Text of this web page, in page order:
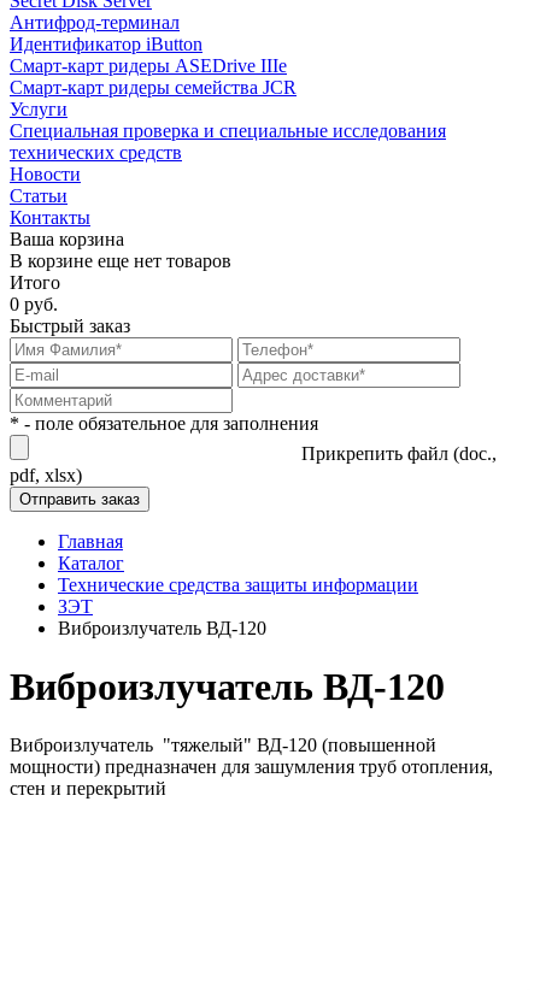
Антифрод-терминал
Идентификатор iButton
Смарт-карт ридеры ASEDrive IIIe
Смарт-карт ридеры семейства JCR
Услуги
Специальная проверка и специальные исследования
технических средств
Новости
Статьи
Контакты
Ваша корзина
В корзине еще нет товаров
Итого
0 руб.
Быстрый заказ
* - поле обязательное для заполнения
Прикрепить файл (doc.,
pdf, xlsx)
Главная
Каталог
Технические средства защиты информации
ЗЭТ
Виброизлучатель ВД-120
Виброизлучатель ВД-120
Виброизлучатель "тяжелый" ВД-120 (повышенной
мощности) предназначен для зашумления труб отопления,
стен и перекрытий